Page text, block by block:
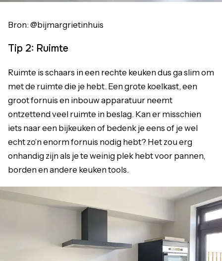
Bron: @bijmargrietinhuis
Tip 2: Ruimte
Ruimte is schaars in een rechte keuken dus ga slim om
met de ruimte die je hebt. Een grote koelkast, een
groot fornuis en inbouw apparatuur neemt
ontzettend veel ruimte in beslag. Kan er misschien
iets naar een bijkeuken of bedenk je eens of je wel
echt zo’n enorm fornuis nodig hebt? Het zou erg
onhandig zijn als je te weinig plek hebt voor pannen,
borden en andere keuken tools.